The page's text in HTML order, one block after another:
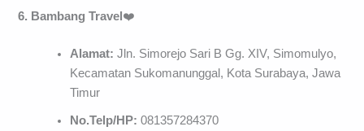
6. Bambang Travel ❤️
Alamat: Jln. Simorejo Sari B Gg. XIV, Simomulyo,
Kecamatan Sukomanunggal, Kota Surabaya, Jawa
Timur
No.Telp/HP: 081357284370